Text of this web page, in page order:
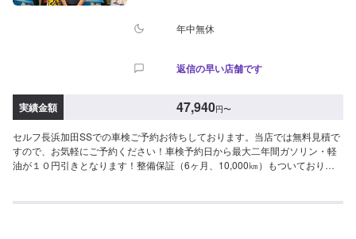
年中無休
返信の早い店舗です
実績金額 47,940円〜
セルフ長浜加田SSでの車検ご予約お待ちしております。当店では無料見積で
すので、お気軽にご予約ください！車検予約日から最大二年間ガソリン・軽
油が１０円引きとなります！整備保証（6ヶ月、10,000㎞）もついておりま
リピーター割引で2,000円引き車検のご予約で…▶︎（最大半年間）ガソリン・